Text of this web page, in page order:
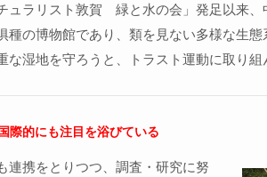
ュラリスト敦賀 緑と水の会」発足以来
種の博物館であり、類を見ない多様な生
な湿地を守ろうと、トラスト運動に取り組
際的にも注目を浴びている
連携をとりつつ、調査・研究に努